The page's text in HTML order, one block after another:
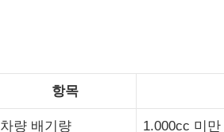
항목
차량 배기량 1.000cc 미만